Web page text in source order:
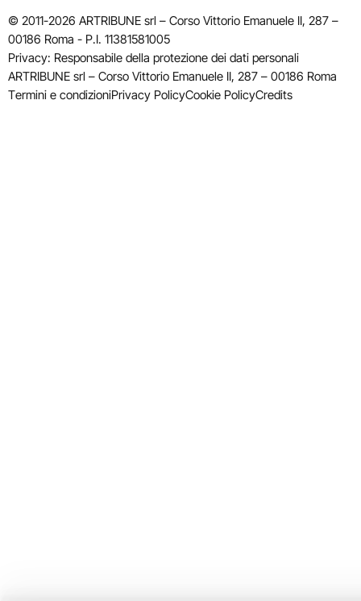
© 2011-2026 ARTRIBUNE srl – Corso Vittorio Emanuele II, 287 –
00186 Roma - P.I. 11381581005
Privacy: Responsabile della protezione dei dati personali
ARTRIBUNE srl – Corso Vittorio Emanuele II, 287 – 00186 Roma
Termini e condizioniPrivacy PolicyCookie PolicyCredits